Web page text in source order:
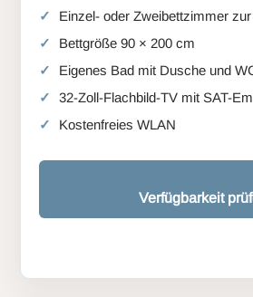
Einzel- oder Zweibettzimmer
Bettgröße 90 × 200 cm
Eigenes Bad mit Dusche und
32-Zoll-Flachbild-TV mit SAT-
Kostenfreies WLAN
Verfügbarkeit